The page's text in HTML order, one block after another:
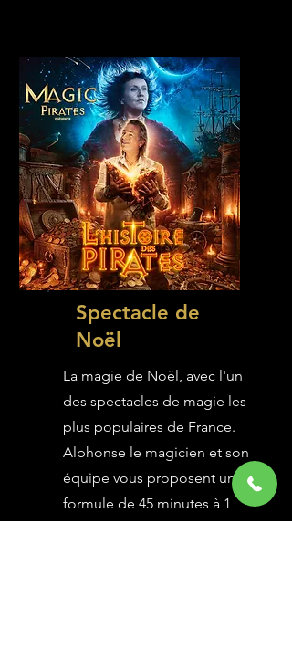
Spectacle de
Noël
La magie de Noël, avec l'un
des spectacles de magie les
plus populaires de France.
Alphonse le magicien et son
équipe vous proposent une
formule de 45 minutes à 1